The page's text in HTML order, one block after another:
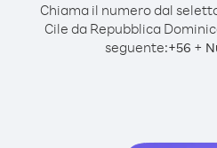
Chiama il numero dal
Cile da Repubblica
seguente:+56 +